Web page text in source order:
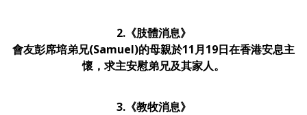
2.《肢體消息》
會友彭席培弟兄(Samuel)的母親於11月19日在香港安息主
懷，求主安慰弟兄及其家人。
3.《教牧消息》